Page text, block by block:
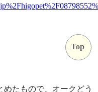
Top
たもので、オークどう